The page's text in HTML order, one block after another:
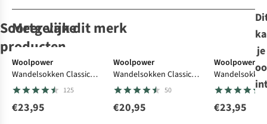
Soortgelijke
producten
Sjaal
Knitted &
Fleece
Neckwarmer
Buff
Sjaal
Lifestyle Knitted
Caryn Cru
Buff
Sjaal
Windproof
Fjällräven
Sjaal
Lappland Neck
Gaiter
Meer van dit merk
Woolpower
Wandelsokken Classic
400 (warm everyday
125
€23,95
Woolpower
Wandelsokken Classic
200 (everyday sock)
50
€20,95
Woolpower
400 (warm
€23,95
je